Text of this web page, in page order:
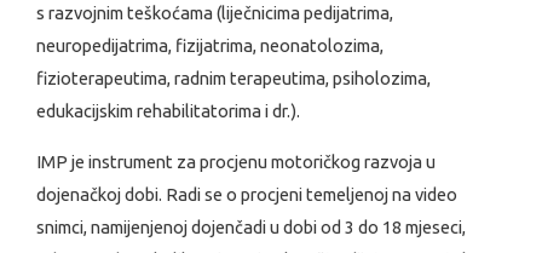
s razvojnim teškoćama (liječnicima pedijatrima,
neuropedijatrima, fizijatrima, neonatolozima,
fizioterapeutima, radnim terapeutima, psiholozima,
edukacijskim rehabilitatorima i dr.).
IMP je instrument za procjenu motoričkog razvoja u
dojenačkoj dobi. Radi se o procjeni temeljenoj na video
snimci, namijenjenoj dojenčadi u dobi od 3 do 18 mjeseci,